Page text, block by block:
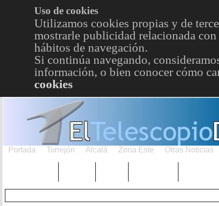
Uso de cookies
Utilizamos cookies propias y de
mostrarle publicidad relacionada
hábitos de navegación.
Si continúa navegando,
información, o bien conocer cómo
cookies
Portada Torrejón Alcalá Zona Este Otras Noticias